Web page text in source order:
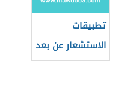
تطبيقات
الاستشعار عن بعد